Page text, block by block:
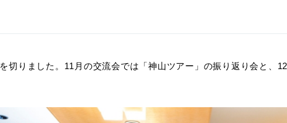
切りました。11月の交流会では「神山ツアー」の振り返り会と、